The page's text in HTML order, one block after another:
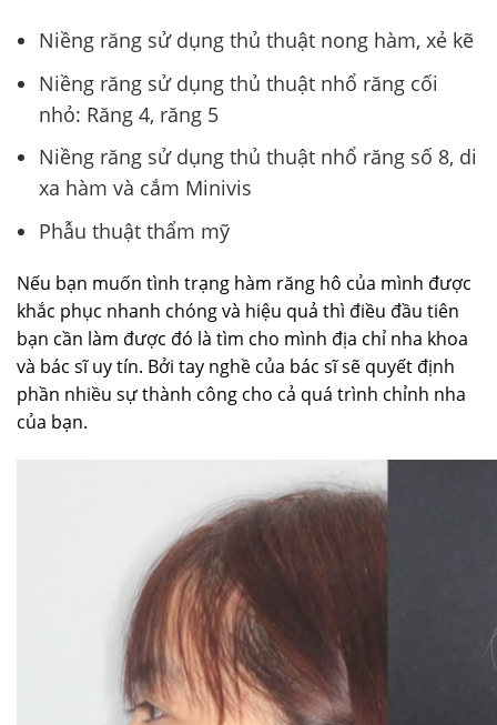
Niềng răng sử dụng thủ thuật nong hàm, xẻ kẽ
Niềng răng sử dụng thủ thuật nhổ răng cối
nhỏ: Răng 4, răng 5
Niềng răng sử dụng thủ thuật nhổ răng số 8, di
xa hàm và cắm Minivis
Phẫu thuật thẩm mỹ
Nếu bạn muốn tình trạng hàm răng hô của mình được
khắc phục nhanh chóng và hiệu quả thì điều đầu tiên
bạn cần làm được đó là tìm cho mình địa chỉ nha khoa
và bác sĩ uy tín. Bởi tay nghề của bác sĩ sẽ quyết định
phần nhiều sự thành công cho cả quá trình chỉnh nha
của bạn.